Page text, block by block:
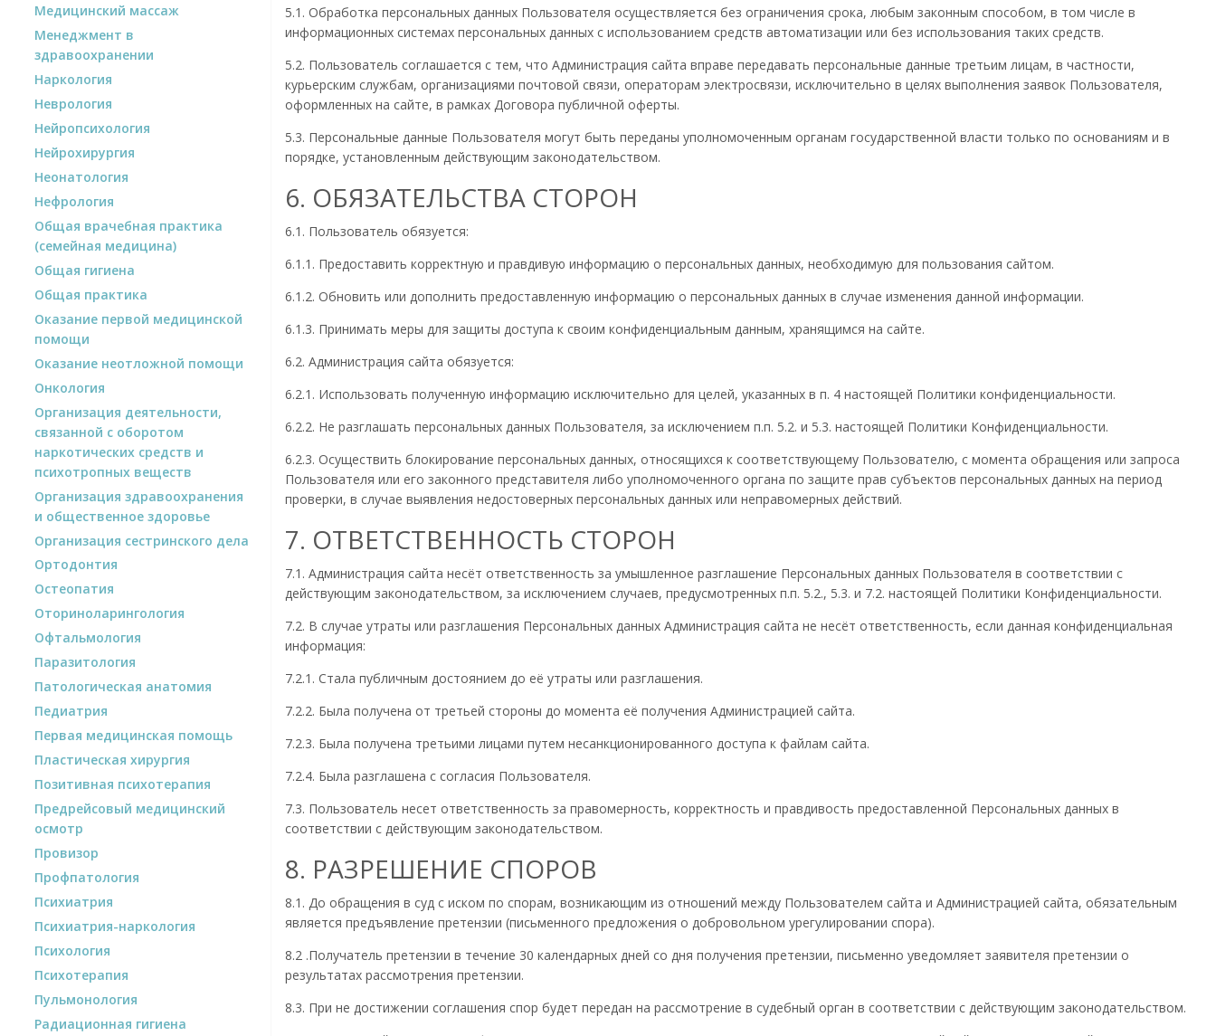
Медицинский массаж
Менеджмент в
здравоохранении
Наркология
Неврология
Нейропсихология
Нейрохирургия
Неонатология
Нефрология
Общая врачебная практика
(семейная медицина)
Общая гигиена
Общая практика
Оказание первой медицинской
помощи
Оказание неотложной помощи
Онкология
Организация деятельности,
связанной с оборотом
наркотических средств и
психотропных веществ
Организация здравоохранения
и общественное здоровье
Организация сестринского дела
Ортодонтия
Остеопатия
Оториноларингология
Офтальмология
Паразитология
Патологическая анатомия
Педиатрия
Первая медицинская помощь
Пластическая хирургия
Позитивная психотерапия
Предрейсовый медицинский
осмотр
Провизор
Профпатология
Психиатрия
Психиатрия-наркология
Психология
Психотерапия
Пульмонология
Радиационная гигиена
5.1. Обработка персональных данных Пользователя осуществляется без ограничения срока, любым законным способом, в том числе в
информационных системах персональных данных с использованием средств автоматизации или без использования таких средств.
5.2. Пользователь соглашается с тем, что Администрация сайта вправе передавать персональные данные третьим лицам, в частности,
курьерским службам, организациями почтовой связи, операторам электросвязи, исключительно в целях выполнения заявок Пользователя,
оформленных на сайте, в рамках Договора публичной оферты.
5.3. Персональные данные Пользователя могут быть переданы уполномоченным органам государственной власти только по основаниям и в
порядке, установленным действующим законодательством.
6. ОБЯЗАТЕЛЬСТВА СТОРОН
6.1. Пользователь обязуется:
6.1.1. Предоставить корректную и правдивую информацию о персональных данных, необходимую для пользования сайтом.
6.1.2. Обновить или дополнить предоставленную информацию о персональных данных в случае изменения данной информации.
6.1.3. Принимать меры для защиты доступа к своим конфиденциальным данным, хранящимся на сайте.
6.2. Администрация сайта обязуется:
6.2.1. Использовать полученную информацию исключительно для целей, указанных в п. 4 настоящей Политики конфиденциальности.
6.2.2. Не разглашать персональных данных Пользователя, за исключением п.п. 5.2. и 5.3. настоящей Политики Конфиденциальности.
6.2.3. Осуществить блокирование персональных данных, относящихся к соответствующему Пользователю, с момента обращения или запроса
Пользователя или его законного представителя либо уполномоченного органа по защите прав субъектов персональных данных на период
проверки, в случае выявления недостоверных персональных данных или неправомерных действий.
7. ОТВЕТСТВЕННОСТЬ СТОРОН
7.1. Администрация сайта несёт ответственность за умышленное разглашение Персональных данных Пользователя в соответствии с
действующим законодательством, за исключением случаев, предусмотренных п.п. 5.2., 5.3. и 7.2. настоящей Политики Конфиденциальности.
7.2. В случае утраты или разглашения Персональных данных Администрация сайта не несёт ответственность, если данная конфиденциальная
информация:
7.2.1. Стала публичным достоянием до её утраты или разглашения.
7.2.2. Была получена от третьей стороны до момента её получения Администрацией сайта.
7.2.3. Была получена третьими лицами путем несанкционированного доступа к файлам сайта.
7.2.4. Была разглашена с согласия Пользователя.
7.3. Пользователь несет ответственность за правомерность, корректность и правдивость предоставленной Персональных данных в
соответствии с действующим законодательством.
8. РАЗРЕШЕНИЕ СПОРОВ
8.1. До обращения в суд с иском по спорам, возникающим из отношений между Пользователем сайта и Администрацией сайта, обязательным
является предъявление претензии (письменного предложения о добровольном урегулировании спора).
8.2 .Получатель претензии в течение 30 календарных дней со дня получения претензии, письменно уведомляет заявителя претензии о
результатах рассмотрения претензии.
8.3. При не достижении соглашения спор будет передан на рассмотрение в судебный орган в соответствии с действующим законодательством.